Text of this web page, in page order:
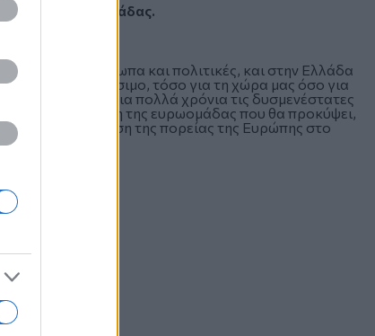
μέλλον της Ελλάδας.
σε πρόσωπα και πολιτικές, και στην Ελλάδα
ιδιαίτερα κρίσιμο, τόσο για τη χώρα μας όσο για
υποστεί για πολλά χρόνια τις δυσμενέστατες
και η σύνθεση της ευρωομάδας που θα προκύψει,
για τη διαχείριση της πορείας της Ευρώπης στο